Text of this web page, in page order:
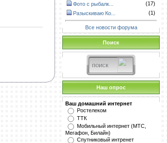
Фото с рыбалк...
(17)
Разыскиваю Ко...
(1)
Все новости форума
Поиск
Наш опрос
Ваш домашний интернет
Ростелеком
ТТК
Мобильный интернет (МТС,
Мегафон, Билайн)
Спутниковый интренет